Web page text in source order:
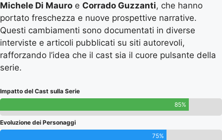
Michele Di Mauro e Corrado Guzzanti, che hanno
portato freschezza e nuove prospettive narrative.
Questi cambiamenti sono documentati in diverse
interviste e articoli pubblicati su siti autorevoli,
rafforzando l’idea che il cast sia il cuore pulsante della
serie.
Impatto del Cast sulla Serie
85%
Evoluzione dei Personaggi
75%